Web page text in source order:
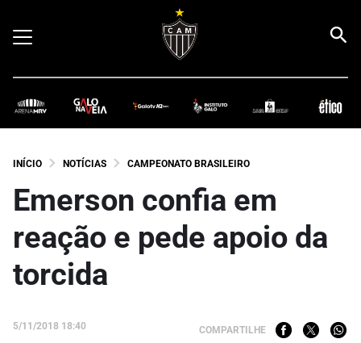
INÍCIO NOTÍCIAS CAMPEONATO BRASILEIRO
Emerson confia em
reação e pede apoio da
torcida
5/11/2018 18:40 COMPARTILHE